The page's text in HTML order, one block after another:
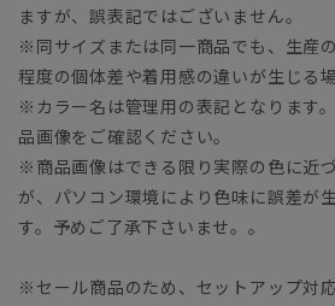
ますが、誤表記ではございません。
※同サイズまたは同一商品でも、生産
程度の個体差や着用感の違いが生じる
※カラー名は管理用の表記となります
品画像をご確認ください。
※商品画像はできる限り実際の色に近
が、パソコン環境により色味に誤差が
す。予めご了承下さいませ。。
※セール商品のため、セットアップ対